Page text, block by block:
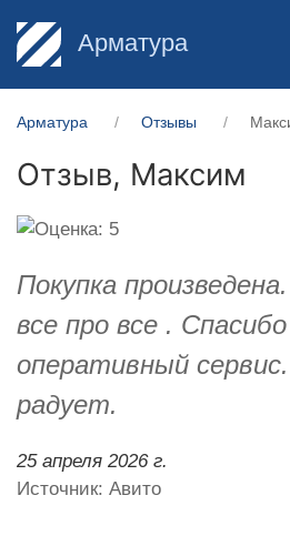
Арматура
Арматура Отзывы
Отзыв, Максим
Покупка
все про все .
оперативный
радует.
25 апреля 2026 г.
Источник: Авито